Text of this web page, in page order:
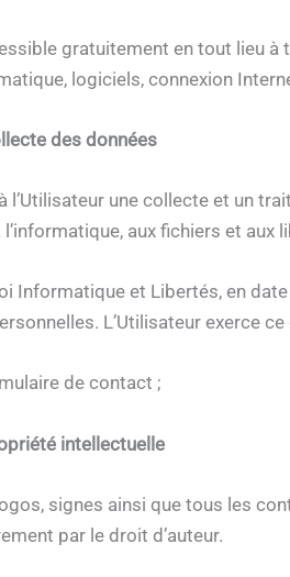
gratuitement en tout lieu à
logiciels, connexion
des données
l’Utilisateur une collecte et un
aux fichiers et aux
Informatique et Libertés, en
L’Utilisateur exerce
de contact ;
intellectuelle
signes ainsi que tous les
par le droit d’auteur.